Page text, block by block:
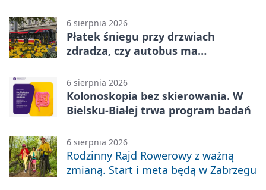
6 sierpnia 2026
Płatek śniegu przy drzwiach
zdradza, czy autobus ma
6 sierpnia 2026
Kolonoskopia bez skierowania. W
Bielsku-Białej trwa program badań
6 sierpnia 2026
Rodzinny Rajd Rowerowy z ważną
zmianą. Start i meta będą w Zabrzegu